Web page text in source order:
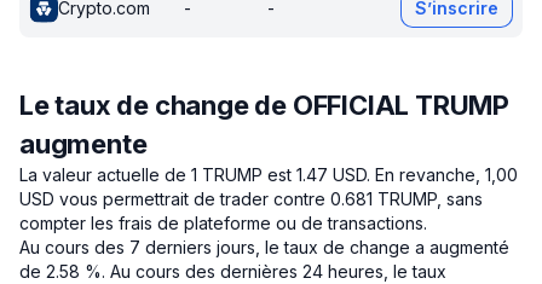
Crypto.com - - S’inscrire
Le taux de change de OFFICIAL TRUMP
augmente
La valeur actuelle de 1 TRUMP est 1.47 USD. En revanche, 1,00
USD vous permettrait de trader contre 0.681 TRUMP, sans
compter les frais de plateforme ou de transactions.
Au cours des 7 derniers jours, le taux de change a augmenté
de 2.58 %. Au cours des dernières 24 heures, le taux